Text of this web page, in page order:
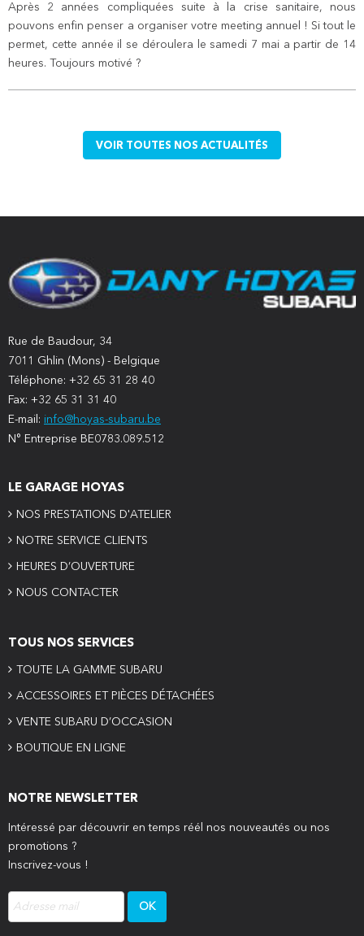
Après 2 années compliquées suite à la crise sanitaire, nous
pouvons enfin penser a organiser votre meeting annuel ! Si tout le
permet, cette année il se déroulera le samedi 7 mai a partir de 14
heures. Toujours motivé ?
VOIR TOUTES NOS ACTUALITÉS
Rue de Baudour, 34
7011 Ghlin (Mons) - Belgique
Téléphone: +32 65 31 28 40
Fax: +32 65 31 31 40
E-mail: info@hoyas-subaru.be
N° Entreprise BE0783.089.512
LE GARAGE HOYAS
NOS PRESTATIONS D'ATELIER
NOTRE SERVICE CLIENTS
HEURES D’OUVERTURE
NOUS CONTACTER
TOUS NOS SERVICES
TOUTE LA GAMME SUBARU
ACCESSOIRES ET PIÈCES DÉTACHÉES
VENTE SUBARU D’OCCASION
BOUTIQUE EN LIGNE
NOTRE NEWSLETTER
Intéressé par découvrir en temps réél nos nouveautés ou nos
promotions ?
Inscrivez-vous !